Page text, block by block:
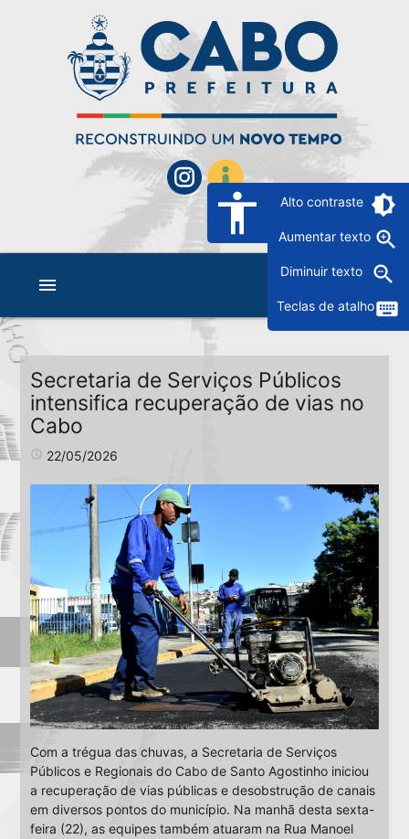
accessibility Alto contraste brightness_6
Aumentar texto zoom_in
Diminuir texto zoom_out
Teclas de atalhokeyboard
menu
Secretaria de Serviços Públicos
intensifica recuperação de vias no
Cabo
access_time 22/05/2026
Com a trégua das chuvas, a Secretaria de Serviços
Públicos e Regionais do Cabo de Santo Agostinho iniciou
a recuperação de vias públicas e desobstrução de canais
em diversos pontos do município. Na manhã desta sexta-
feira (22), as equipes também atuaram na Rua Manoel